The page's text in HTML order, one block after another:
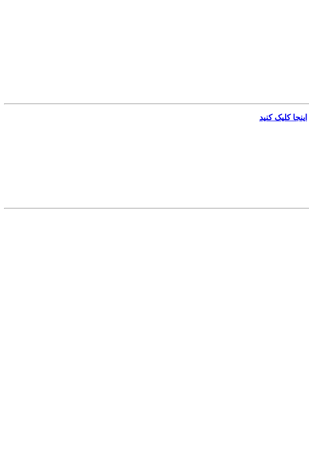
اینجا کلیک کنید